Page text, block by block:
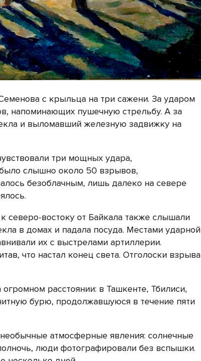
с крыльца на три сажени. За ударом
напоминающих пушечную стрельбу. А за
и выломавший железную задвижку на
три мощных удара,
слышно около 50 взрывов,
безоблачным, лишь далеко на севере
востоку от Байкала также слышали
в домах и падала посуда. Местами ударной
их с выстрелами артиллерии.
что настал конец света. Отголоски взрыва
расстоянии: в Ташкенте, Тбилиси,
бурю, продолжавшуюся в течение пяти
атмосферные явления: солнечные
люди фотографировали без вспышки.